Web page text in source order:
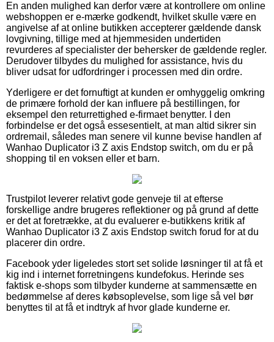
En anden mulighed kan derfor være at kontrollere om online
webshoppen er e-mærke godkendt, hvilket skulle være en
angivelse af at online butikken accepterer gældende dansk
lovgivning, tillige med at hjemmesiden undertiden
revurderes af specialister der behersker de gældende regler.
Derudover tilbydes du mulighed for assistance, hvis du
bliver udsat for udfordringer i processen med din ordre.
Yderligere er det fornuftigt at kunden er omhyggelig omkring
de primære forhold der kan influere på bestillingen, for
eksempel den returrettighed e-firmaet benytter. I den
forbindelse er det også essesentielt, at man altid sikrer sin
ordremail, således man senere vil kunne bevise handlen af
Wanhao Duplicator i3 Z axis Endstop switch, om du er på
shopping til en voksen eller et barn.
Trustpilot leverer relativt gode genveje til at efterse
forskellige andre brugeres reflektioner og på grund af dette
er det at foretrække, at du evaluerer e-butikkens kritik af
Wanhao Duplicator i3 Z axis Endstop switch forud for at du
placerer din ordre.
Facebook yder ligeledes stort set solide løsninger til at få et
kig ind i internet forretningens kundefokus. Herinde ses
faktisk e-shops som tilbyder kunderne at sammensætte en
bedømmelse af deres købsoplevelse, som lige så vel bør
benyttes til at få et indtryk af hvor glade kunderne er.